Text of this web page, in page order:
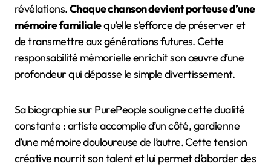
révélations.Chaque chanson devient porteuse d’une
mémoire familialequ’elle s’efforce de préserver et
de transmettre aux générations futures. Cette
responsabilité mémorielle enrichit son œuvre d’une
profondeur qui dépasse le simple divertissement.
Sa biographie sur PurePeople souligne cette dualité
constante : artiste accomplie d’un côté, gardienne
d’une mémoire douloureuse de l’autre. Cette tension
créative nourrit son talent et lui permet d’aborder des